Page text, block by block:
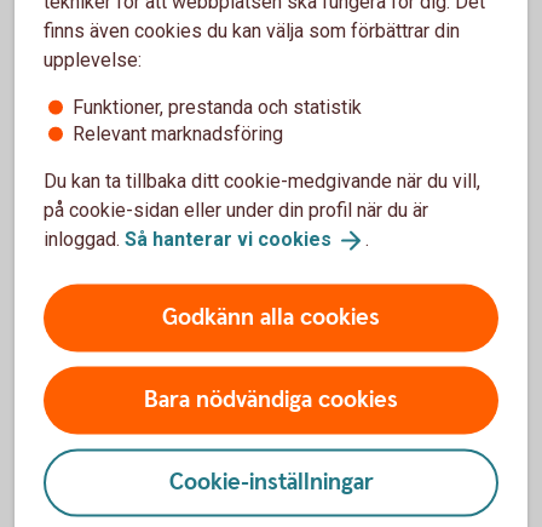
Stäng ditt kort tillfälligt
Pris för appen
0 kr
Årsavgift Internetbetalning
1 Pris för tillvalstjänster tillkommer. Tillbaka
finns även cookies du kan välja som förbättrar din
upplevelse:
Funktioner, prestanda och statistik
Relevant marknadsföring
Du kan ta tillbaka ditt cookie-medgivande när du vill,
på cookie-sidan eller under din profil när du är
inloggad. Så hanterar vi cookies .
Godkänn alla cookies
Bara nödvändiga cookies
Cookie-inställningar